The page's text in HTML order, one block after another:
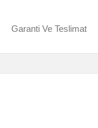
Garanti Ve Teslimat